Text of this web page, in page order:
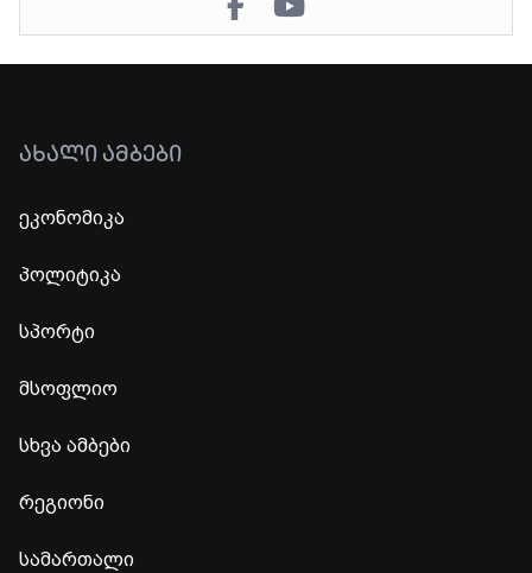
ᲐᲮᲐᲚᲘ ᲐᲛᲑᲔᲑᲘ
ეკონომიკა
პოლიტიკა
სპორტი
მსოფლიო
სხვა ამბები
რეგიონი
სამართალი